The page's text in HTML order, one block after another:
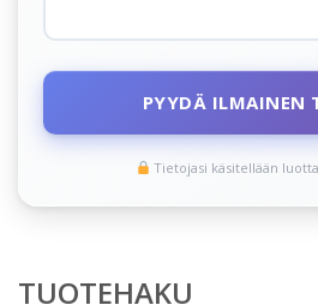
PYYDÄ ILMAINEN
Tietojasi käsitellään
TUOTEHAKU